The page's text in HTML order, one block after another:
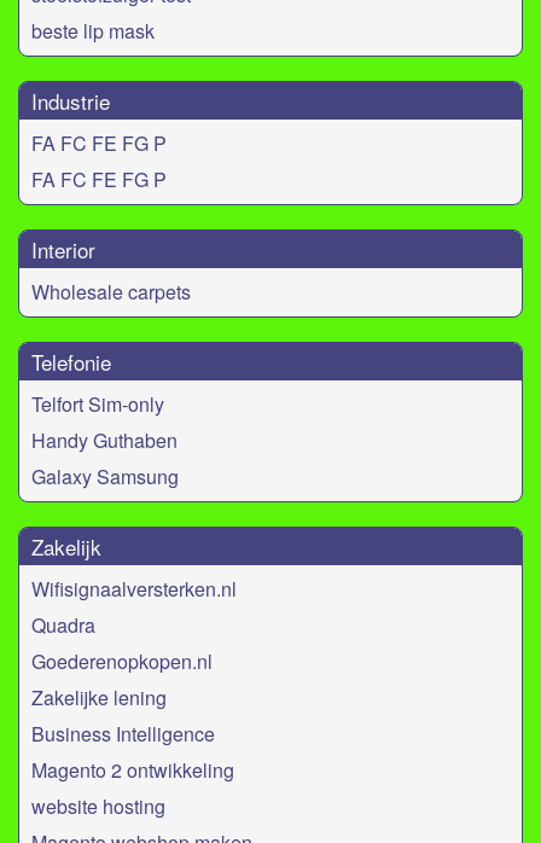
beste lip mask
Industrie
FA FC FE FG P
FA FC FE FG P
Interior
Wholesale carpets
Telefonie
Telfort Sim-only
Handy Guthaben
Galaxy Samsung
Zakelijk
Wifisignaalversterken.nl
Quadra
Goederenopkopen.nl
Zakelijke lening
Business Intelligence
Magento 2 ontwikkeling
website hosting